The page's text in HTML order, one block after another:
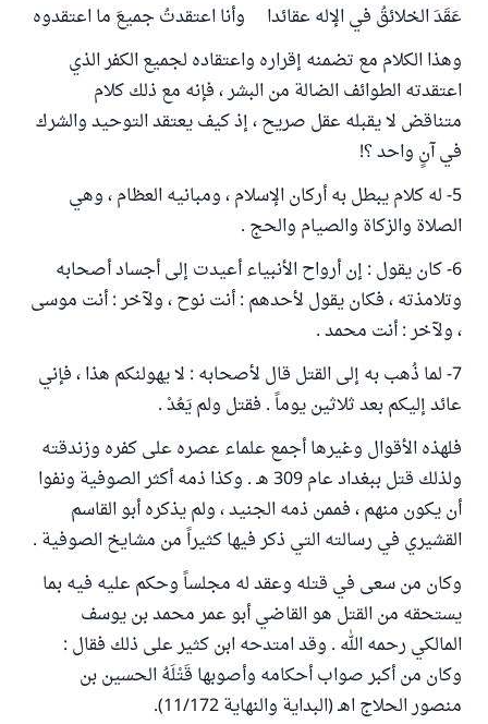
عَقَدَ الخلائقُ في الإله عقائدا وأنا اعتقدتُ جميعَ ما اعتقدوه
وهذا الكلام مع تضمنه إقراره واعتقاده لجميع الكفر الذي
اعتقدته الطوائف الضالة من البشر ، فإنه مع ذلك كلام
متناقض لا يقبله عقل صريح ، إذ كيف يعتقد التوحيد والشرك
في آنٍ واحد ؟!
5- له كلام يبطل به أركان الإسلام ، ومبانيه العظام ، وهي
الصلاة والزكاة والصيام والحج .
6- كان يقول : إن أرواح الأنبياء أعيدت إلى أجساد أصحابه
وتلامذته ، فكان يقول لأحدهم : أنت نوح ، ولآخر : أنت موسى
، ولآخر : أنت محمد .
7- لما ذُهب به إلى القتل قال لأصحابه : لا يهولنكم هذا ، فإني
عائد إليكم بعد ثلاثين يوماً . فقتل ولم يَعُدْ .
فلهذه الأقوال وغيرها أجمع علماء عصره على كفره وزندقته
ولذلك قتل ببغداد عام 309 هـ . وكذا ذمه أكثر الصوفية ونفوا
أن يكون منهم ، فممن ذمه الجنيد ، ولم يذكره أبو القاسم
القشيري في رسالته التي ذكر فيها كثيراً من مشايخ الصوفية .
وكان من سعى في قتله وعقد له مجلساً وحكم عليه فيه بما
يستحقه من القتل هو القاضي أبو عمر محمد بن يوسف
المالكي رحمه الله . وقد امتدحه ابن كثير على ذلك فقال :
وكان من أكبر صواب أحكامه وأصوبها قَتْلَهُ الحسين بن
منصور الحلاج اهـ (البداية والنهاية 11/172).